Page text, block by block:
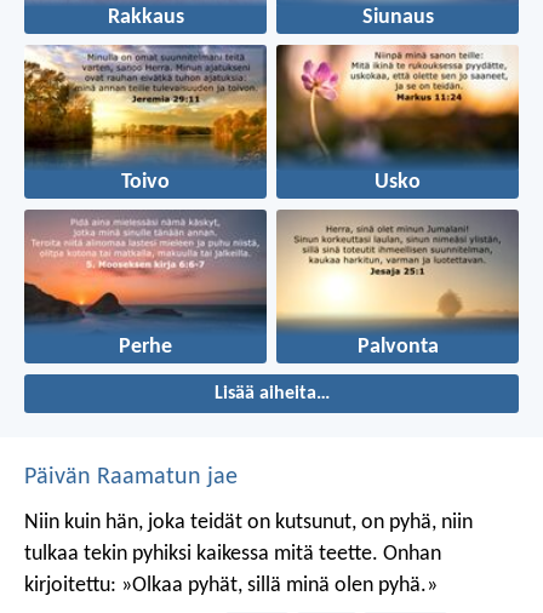
Rakkaus Siunaus
Toivo Usko
Perhe Palvonta
Lisää aiheita…
Päivän Raamatun jae
Niin kuin hän, joka teidät on kutsunut, on pyhä, niin
tulkaa tekin pyhiksi kaikessa mitä teette. Onhan
kirjoitettu: »Olkaa pyhät, sillä minä olen pyhä.»